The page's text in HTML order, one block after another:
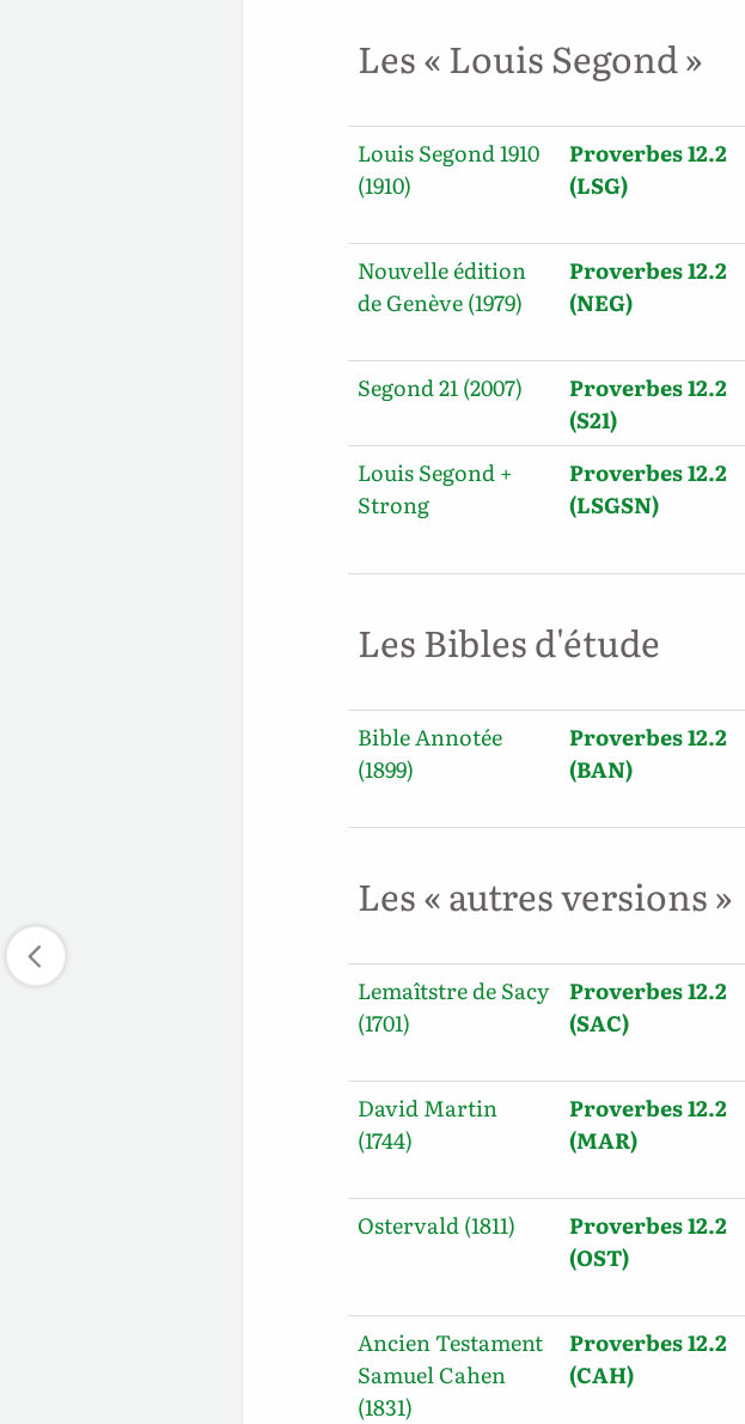
Les « Louis Segond »
Louis Segond 1910
(1910)
Proverbes 12.2
(LSG)
Nouvelle édition
de Genève (1979)
Proverbes 12.2
(NEG)
Segond 21 (2007)
Proverbes 12.2
(S21)
Louis Segond +
Strong
Proverbes 12.2
(LSGSN)
Les Bibles d'étude
Bible Annotée
(1899)
Proverbes 12.2
(BAN)
Les « autres versions »
Lemaîtstre de Sacy
(1701)
Proverbes 12.2
(SAC)
David Martin
(1744)
Proverbes 12.2
(MAR)
Ostervald (1811)
Proverbes 12.2
(OST)
Ancien Testament
Samuel Cahen
(1831)
Proverbes 12.2
(CAH)